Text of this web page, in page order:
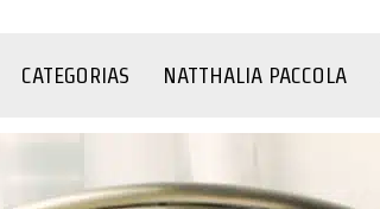
CATEGORIAS NATTHALIA PACCOLA